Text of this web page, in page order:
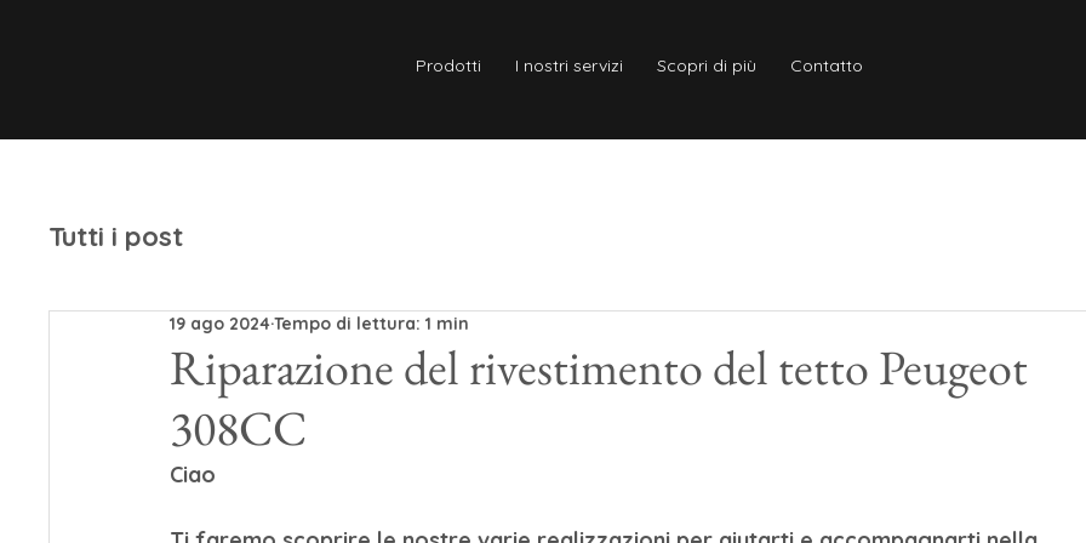
Prodotti I nostri servizi Scopri di più Contatto
Tutti i post
Riparazione del rivestimento del tetto Peugeot
308CC
19 ago 2024Tempo di lettura: 1 min
Ciao